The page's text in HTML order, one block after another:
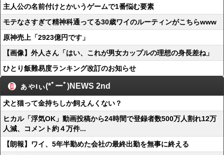
主人公の名前付けとかいうゲームで1番悩む要素
モテなさすぎて精神科通ってる30歳ワイのルーティンがこちらwww
原神売上「2923億円です」
【画像】外人さん「はい、これが男女カップルの理想の身長差ね」
ひとり飯難易度ランキング改訂のお知らせ
ぁゃιぃ(*ﾟーﾟ)NEWS 2nd
犬と猫って金持ちしか飼えんくない？
ヒカル「浮気OK」動画投稿から24時間で登録者数500万人割れ12万
人減、コメント約４万件...
【朗報】ワイ、5年半勤めた会社の最終出勤を無事に終える